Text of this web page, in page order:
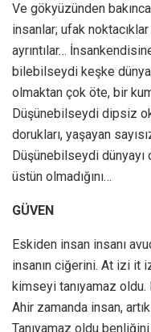
Ve gökyüzünden
insanlar; ufak
ayrıntılar…
bilebilseydi keşke
olmaktan çok öte, bir
Düşünebilseydi dipsiz
dorukları, yaşayan
Düşünebilseydi dünyayı
üstün olmadığını…
GÜVEN
Eskiden insan insanı
insanın ciğerini. At izi it
kimseyi tanıyamaz
Ahir zamanda insan,
Tanıyamaz oldu